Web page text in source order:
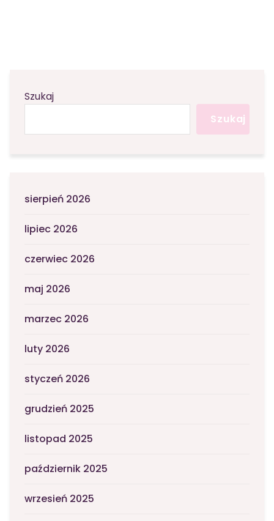
Szukaj
Szukaj
sierpień 2026
lipiec 2026
czerwiec 2026
maj 2026
marzec 2026
luty 2026
styczeń 2026
grudzień 2025
listopad 2025
październik 2025
wrzesień 2025